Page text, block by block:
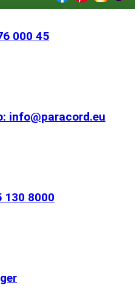
000 45
info@paracord.eu
130 8000